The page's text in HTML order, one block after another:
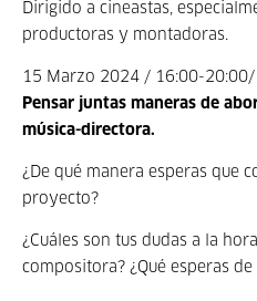
Dirigido a cineastas,
productoras y montadoras.
15 Marzo 2024 / 16:00-20:00/
Pensar juntas maneras de
música-directora.
¿De qué manera esperas que
proyecto?
¿Cuáles son tus dudas a la
compositora? ¿Qué esperas de